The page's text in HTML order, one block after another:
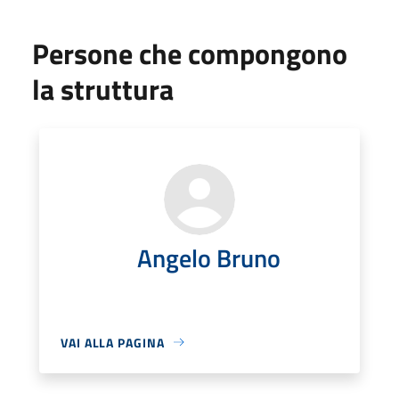
Persone che compongono
la struttura
Angelo Bruno
VAI ALLA PAGINA